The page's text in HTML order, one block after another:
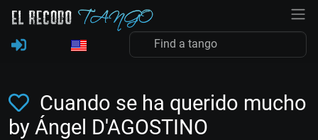
Cuando se ha querido mucho
by Ángel D'AGOSTINO